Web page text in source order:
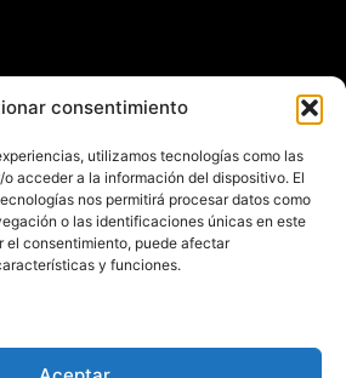
consentimiento
utilizamos tecnologías como las
acceder a la información del dispositivo. El
nos permitirá procesar datos como
o las identificaciones únicas en este
el consentimiento, puede afectar
y funciones.
ao noso
boletín
das últimas novidades e
Subscríbete agora e
electrónico toda a